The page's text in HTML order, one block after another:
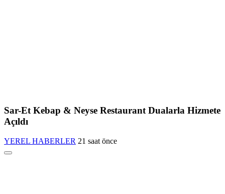
Sar-Et Kebap & Neyse Restaurant Dualarla Hizmete
Açıldı
YEREL HABERLER 21 saat önce